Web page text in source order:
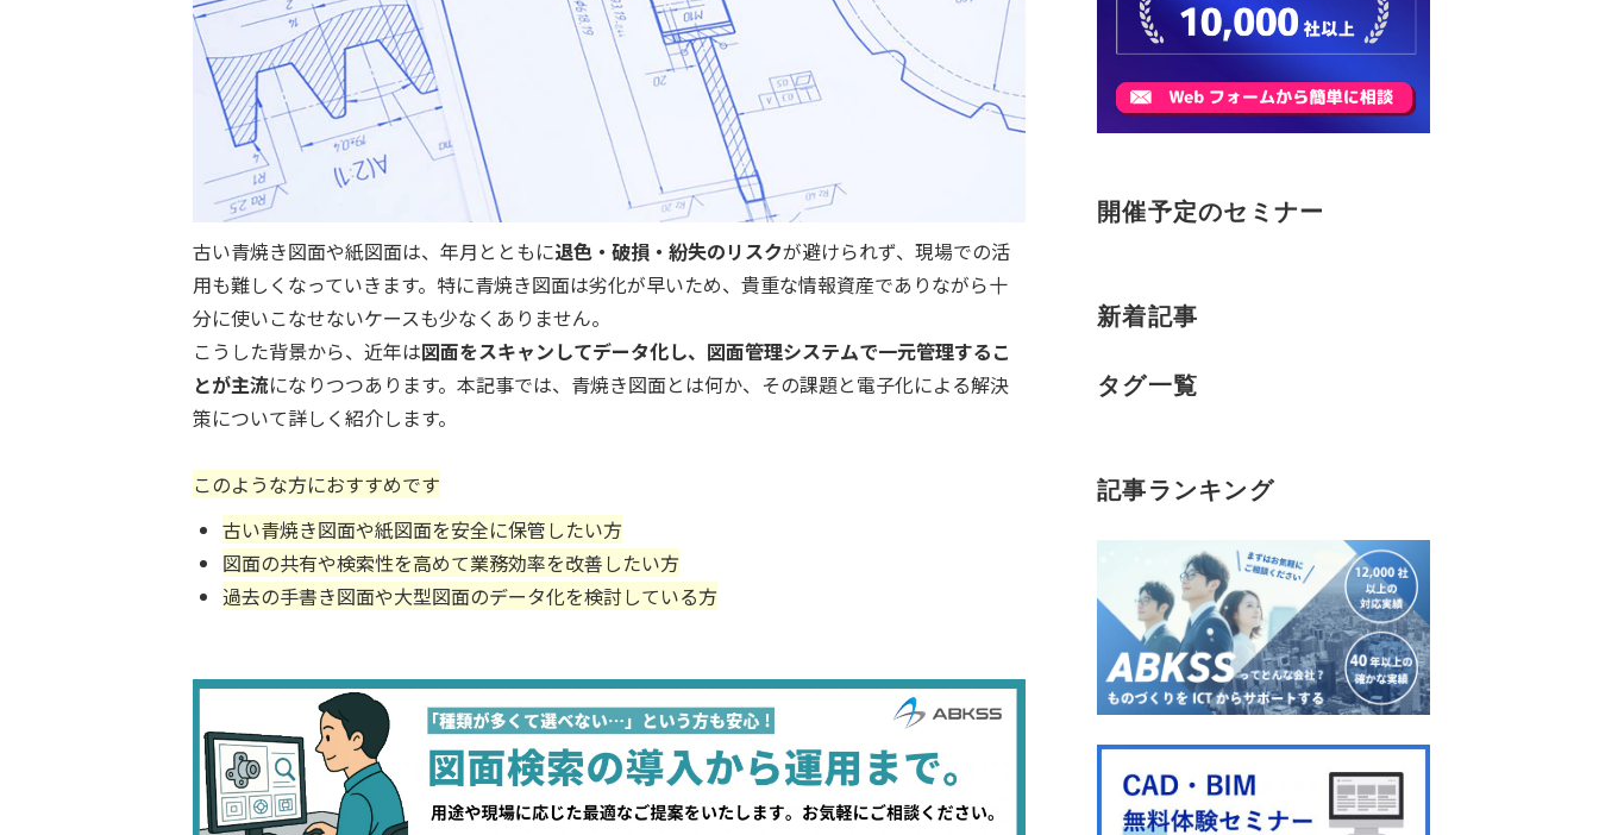
古い青焼き図面や紙図面は、年月とともに退色・破損・紛失のリスクが避けられず、現場での活
用も難しくなっていきます。特に青焼き図面は劣化が早いため、貴重な情報資産でありながら十
分に使いこなせないケースも少なくありません。
こうした背景から、近年は図面をスキャンしてデータ化し、図面管理システムで一元管理するこ
とが主流になりつつあります。本記事では、青焼き図面とは何か、その課題と電子化による解決
策について詳しく紹介します。
このような方におすすめです
古い青焼き図面や紙図面を安全に保管したい方
図面の共有や検索性を高めて業務効率を改善したい方
過去の手書き図面や大型図面のデータ化を検討している方
開催予定のセミナー
新着記事
タグ一覧
記事ランキング